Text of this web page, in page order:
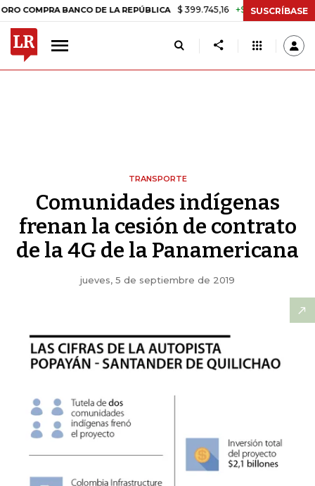
BANCO DE LA REPÚBLICA $ 399.745,16 +$ 2.295,71 +0,58%
SUSCRÍBASE
TRANSPORTE
Comunidades indígenas
frenan la cesión de contrato
de la 4G de la Panamericana
jueves, 5 de septiembre de 2019